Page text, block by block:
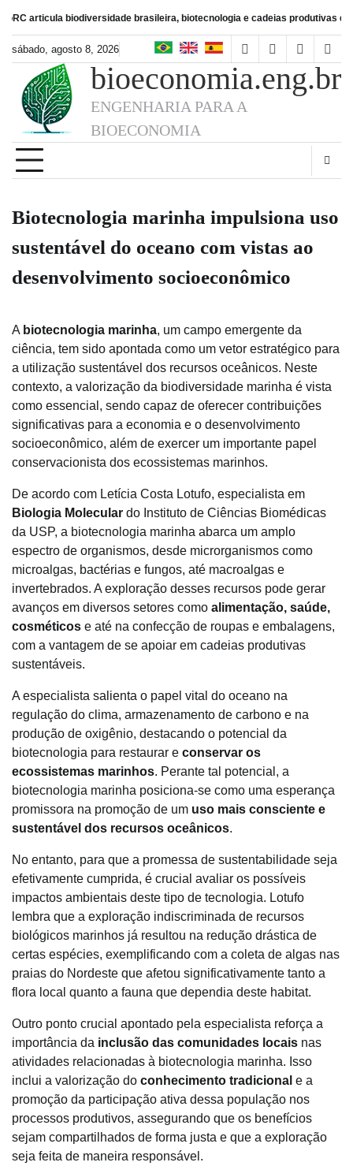
content
biodiversidade brasileira, biotecnologia e cadeias produtivas de alimentos
sábado, agosto 8, 2026
facebookinstagram
linkedin
bioeconomia.eng.br
ENGENHARIA PARA A
BIOECONOMIA
Biotecnologia marinha impulsiona uso
sustentável do oceano com vistas ao
desenvolvimento socioeconômico
A biotecnologia marinha, um campo emergente da
ciência, tem sido apontada como um vetor estratégico para
a utilização sustentável dos recursos oceânicos. Neste
contexto, a valorização da biodiversidade marinha é vista
como essencial, sendo capaz de oferecer contribuições
significativas para a economia e o desenvolvimento
socioeconômico, além de exercer um importante papel
conservacionista dos ecossistemas marinhos.
De acordo com Letícia Costa Lotufo, especialista em
Biologia Molecular do Instituto de Ciências Biomédicas
da USP, a biotecnologia marinha abarca um amplo
espectro de organismos, desde microrganismos como
microalgas, bactérias e fungos, até macroalgas e
invertebrados. A exploração desses recursos pode gerar
avanços em diversos setores como alimentação, saúde,
cosméticos e até na confecção de roupas e embalagens,
com a vantagem de se apoiar em cadeias produtivas
sustentáveis.
A especialista salienta o papel vital do oceano na
regulação do clima, armazenamento de carbono e na
produção de oxigênio, destacando o potencial da
biotecnologia para restaurar e conservar os
ecossistemas marinhos. Perante tal potencial, a
biotecnologia marinha posiciona-se como uma esperança
promissora na promoção de um uso mais consciente e
sustentável dos recursos oceânicos.
No entanto, para que a promessa de sustentabilidade seja
efetivamente cumprida, é crucial avaliar os possíveis
impactos ambientais deste tipo de tecnologia. Lotufo
lembra que a exploração indiscriminada de recursos
biológicos marinhos já resultou na redução drástica de
certas espécies, exemplificando com a coleta de algas nas
praias do Nordeste que afetou significativamente tanto a
flora local quanto a fauna que dependia deste habitat.
Outro ponto crucial apontado pela especialista reforça a
importância da inclusão das comunidades locais nas
atividades relacionadas à biotecnologia marinha. Isso
inclui a valorização do conhecimento tradicional e a
promoção da participação ativa dessa população nos
processos produtivos, assegurando que os benefícios
sejam compartilhados de forma justa e que a exploração
seja feita de maneira responsável.